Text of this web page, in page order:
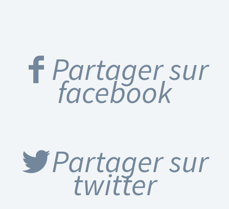
Partager sur
facebook
Partager sur
twitter